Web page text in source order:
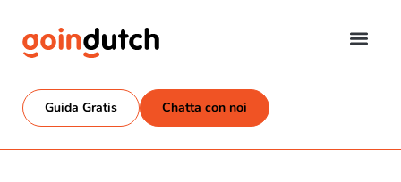
Guida Gratis Chatta con noi